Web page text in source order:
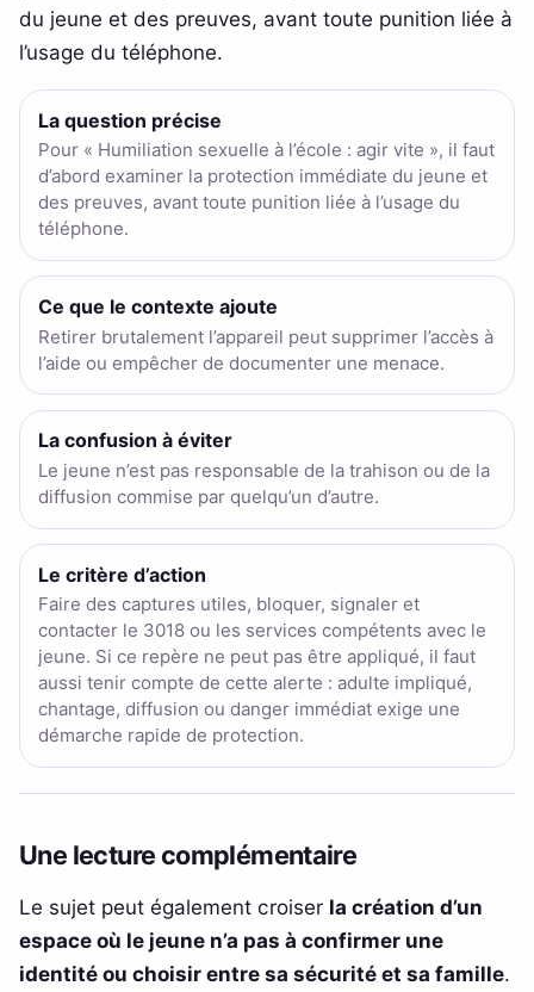
du jeune et des preuves, avant toute punition liée à
l’usage du téléphone.
La question précise
Pour « Humiliation sexuelle à l’école : agir vite », il faut
d’abord examiner la protection immédiate du jeune et
des preuves, avant toute punition liée à l’usage du
téléphone.
Ce que le contexte ajoute
Retirer brutalement l’appareil peut supprimer l’accès à
l’aide ou empêcher de documenter une menace.
La confusion à éviter
Le jeune n’est pas responsable de la trahison ou de la
diffusion commise par quelqu’un d’autre.
Le critère d’action
Faire des captures utiles, bloquer, signaler et
contacter le 3018 ou les services compétents avec le
jeune. Si ce repère ne peut pas être appliqué, il faut
aussi tenir compte de cette alerte : adulte impliqué,
chantage, diffusion ou danger immédiat exige une
démarche rapide de protection.
Une lecture complémentaire
Le sujet peut également croiser la création d’un
espace où le jeune n’a pas à confirmer une
identité ou choisir entre sa sécurité et sa famille.